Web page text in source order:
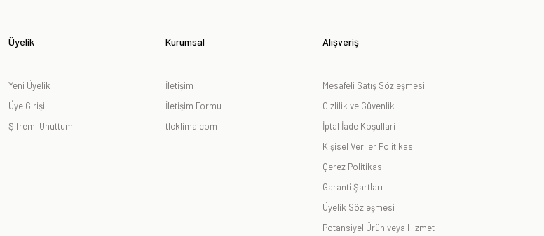
Üyelik
Yeni Üyelik
Üye Girişi
Şifremi Unuttum
Kurumsal
İletişim
İletişim Formu
tlcklima.com
Alışveriş
Mesafeli Satış Sözleşmesi
Gizlilik ve Güvenlik
İptal İade Koşullari
Kişisel Veriler Politikası
Çerez Politikası
Garanti Şartları
Üyelik Sözleşmesi
Potansiyel Ürün veya Hizmet